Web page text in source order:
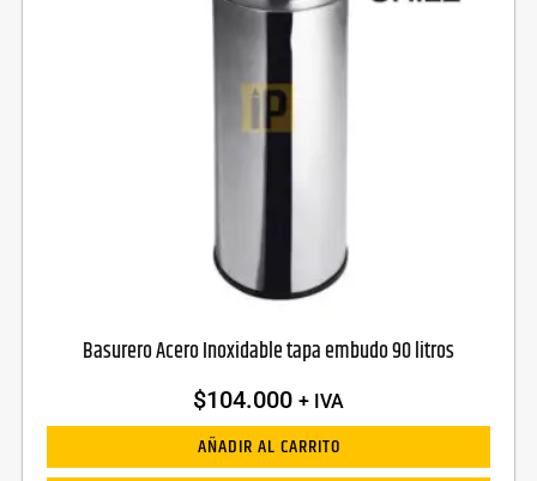
Basurero Acero Inoxidable tapa embudo 90 litros
$104.000 + IVA
AÑADIR AL CARRITO